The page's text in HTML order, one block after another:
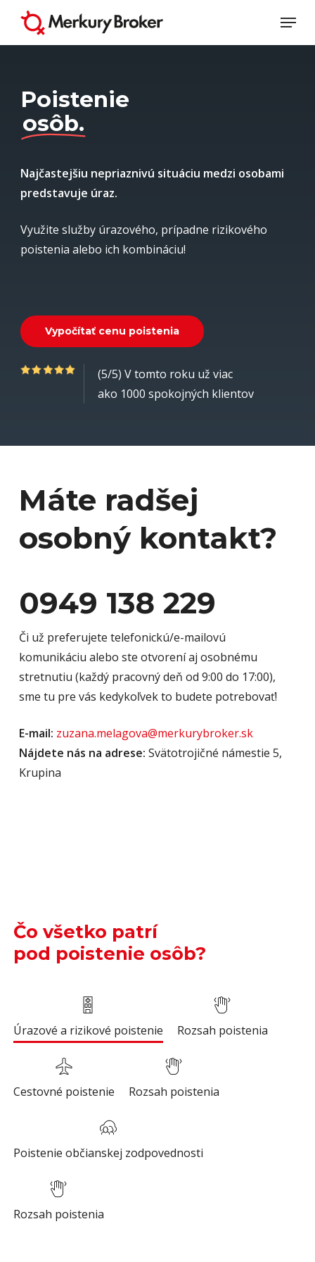
main
Menu
Poistenie
osôb.
Najčastejšiu nepriaznivú situáciu medzi osobami
predstavuje úraz.
Využite služby úrazového, prípadne rizikového
poistenia alebo ich kombináciu!
Vypočítať cenu poistenia
(5/5) V tomto roku už viac
ako 1000 spokojných klientov
Máte radšej
osobný kontakt?
0949 138 229
Či už preferujete telefonickú/e-mailovú
komunikáciu alebo ste otvorení aj osobnému
stretnutiu (každý pracovný deň od 9:00 do 17:00),
sme tu pre vás kedykoľvek to budete potrebovať!
E-mail: zuzana.melagova@merkurybroker.sk
Nájdete nás na adrese: Svätotrojičné námestie 5,
Krupina
Čo všetko patrí
pod poistenie osôb?
Úrazové a rizikové poistenie Rozsah poistenia
Cestovné poistenie Rozsah poistenia
Poistenie občianskej zodpovednosti
Rozsah poistenia
Close